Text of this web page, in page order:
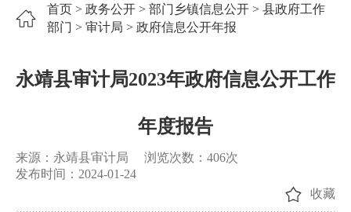
首页 > 政务公开 > 部门乡镇信息公开 > 县政府工作
部门 > 审计局 > 政府信息公开年报
永靖县审计局2023年政府信息公开工作
年度报告
来源：永靖县审计局 浏览次数： 406次
发布时间：2024-01-24
收藏